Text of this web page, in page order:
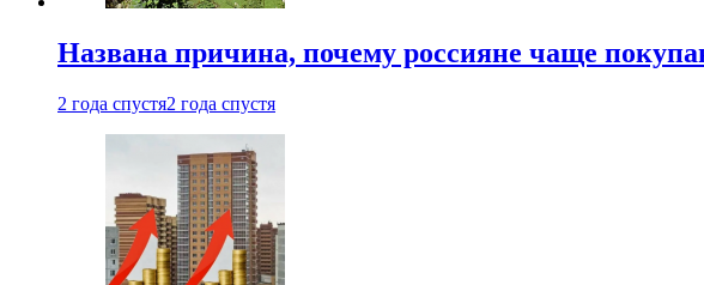
Названа причина, почему россияне чаще
2 года спустя2 года спустя